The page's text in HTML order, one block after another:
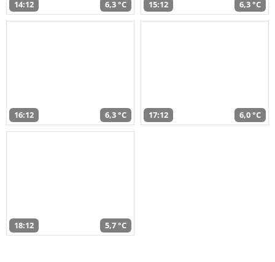
14:12 6,3 °C 15:12 6,3 °C
16:12 6,3 °C 17:12 6,0 °C
18:12 5,7 °C